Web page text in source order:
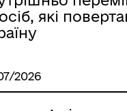
які
2026